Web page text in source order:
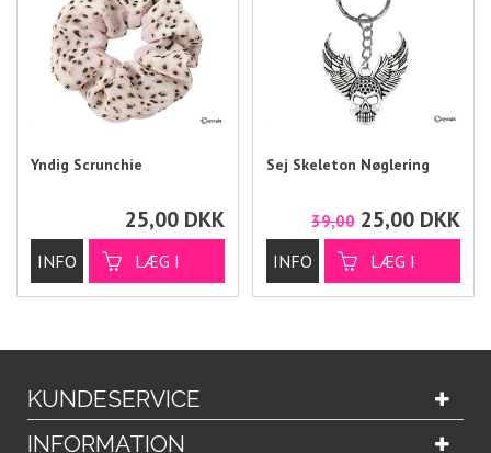
Yndig Scrunchie
25,00 DKK
Sej Skeleton Nøglering
39,00 25,00 DKK
KUNDESERVICE
INFORMATION